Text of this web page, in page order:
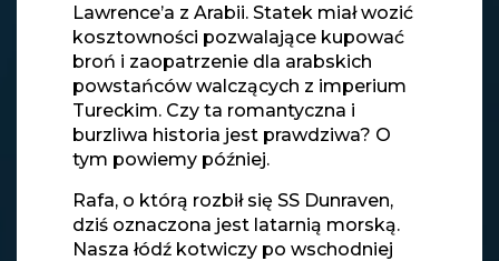
Lawrence’a z Arabii. Statek miał wozić
kosztowności pozwalające kupować
broń i zaopatrzenie dla arabskich
powstańców walczących z imperium
Tureckim. Czy ta romantyczna i
burzliwa historia jest prawdziwa? O
tym powiemy później.
Rafa, o którą rozbił się SS Dunraven,
dziś oznaczona jest latarnią morską.
Nasza łódź kotwiczy po wschodniej